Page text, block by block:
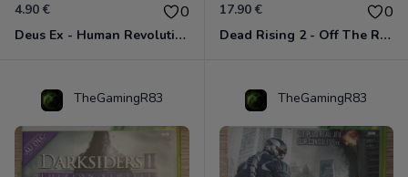
4.90 € 0
Deus Ex - Human Revolution Xbox 360
17.90 € 0
Dead Rising 2 - Off The Record Xbox 360
TheGamingR83 TheGamingR83